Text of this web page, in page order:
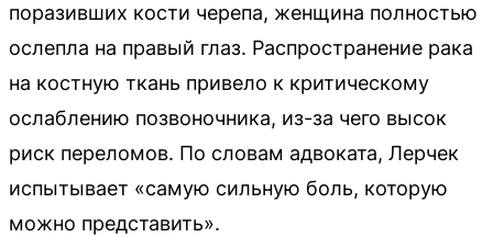
поразивших кости черепа, женщина полностью
ослепла на правый глаз. Распространение рака
на костную ткань привело к критическому
ослаблению позвоночника, из-за чего высок
риск переломов. По словам адвоката, Лерчек
испытывает «самую сильную боль, которую
можно представить».